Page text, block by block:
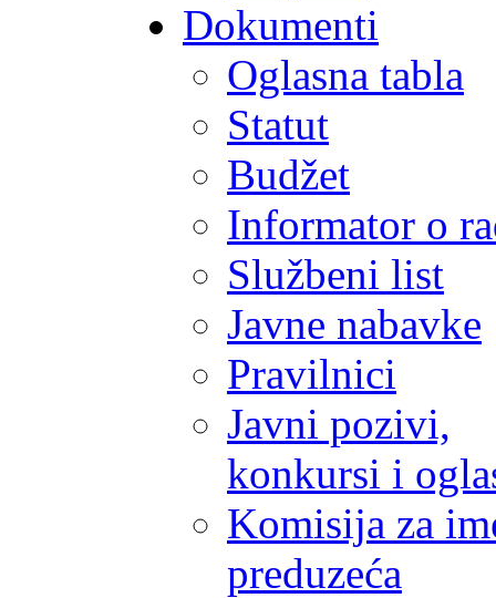
Dokumenti
Oglasna tabla
Statut
Budžet
Informator o
Službeni list
Javne nabavke
Pravilnici
Javni pozivi,
konkursi i
Komisija za
preduzeća